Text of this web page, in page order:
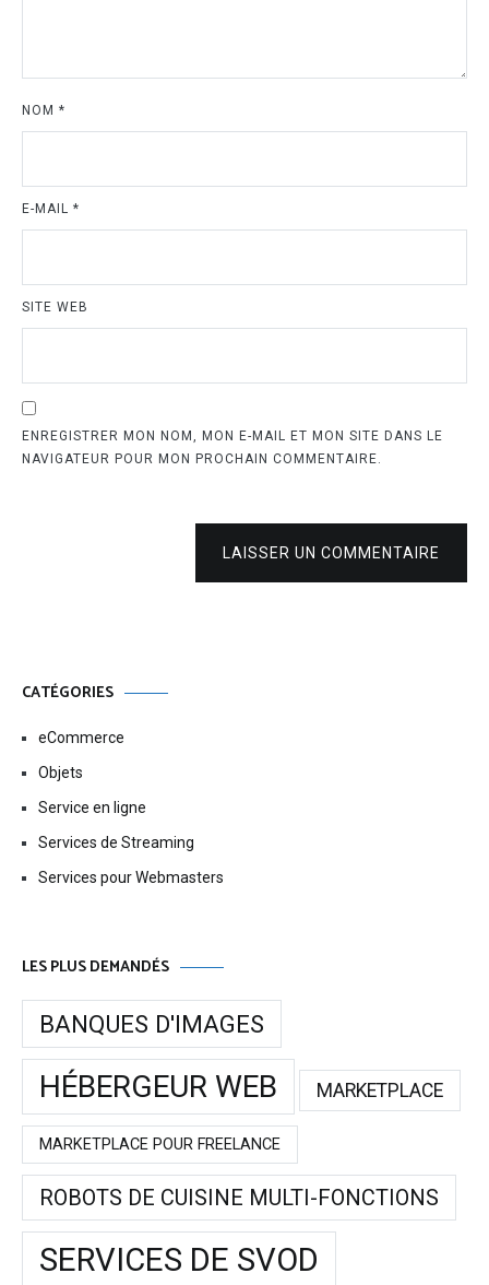
NOM *
E-MAIL *
SITE WEB
ENREGISTRER MON NOM, MON E-MAIL ET MON SITE DANS LE
NAVIGATEUR POUR MON PROCHAIN COMMENTAIRE.
LAISSER UN COMMENTAIRE
CATÉGORIES
eCommerce
Objets
Service en ligne
Services de Streaming
Services pour Webmasters
LES PLUS DEMANDÉS
BANQUES D'IMAGES
HÉBERGEUR WEB MARKETPLACE
MARKETPLACE POUR FREELANCE
ROBOTS DE CUISINE MULTI-FONCTIONS
SERVICES DE SVOD